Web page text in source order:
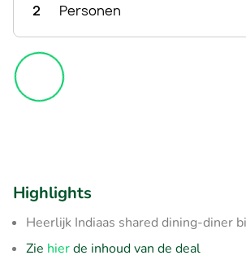
2 Personen
Highlights
Heerlijk Indiaas shared dining-diner
Zie hierde inhoud van de deal